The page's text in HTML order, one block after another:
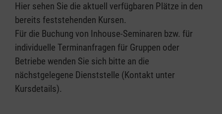
Hier sehen Sie die aktuell verfügbaren Plätze in den
bereits feststehenden Kursen.
Für die Buchung von Inhouse-Seminaren bzw. für
individuelle Terminanfragen für Gruppen oder
Betriebe wenden Sie sich bitte an die
nächstgelegene Dienststelle (Kontakt unter
Kursdetails).